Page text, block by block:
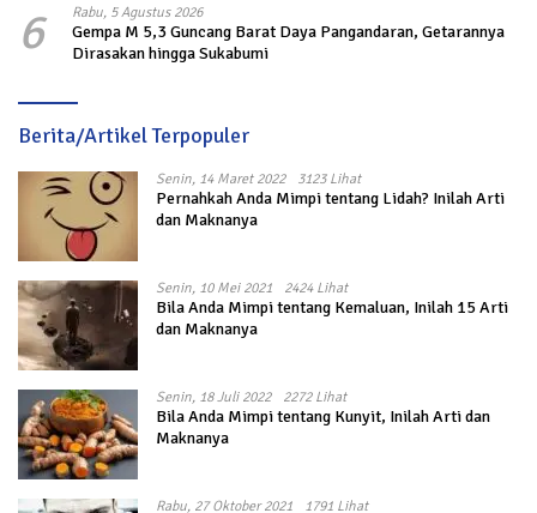
6 Rabu, 5 Agustus 2026
Gempa M 5,3 Guncang Barat Daya Pangandaran, Getarannya
Dirasakan hingga Sukabumi
Berita/Artikel Terpopuler
Senin, 14 Maret 2022 3123 Lihat
Pernahkah Anda Mimpi tentang Lidah? Inilah Arti
dan Maknanya
Senin, 10 Mei 2021 2424 Lihat
Bila Anda Mimpi tentang Kemaluan, Inilah 15 Arti
dan Maknanya
Senin, 18 Juli 2022 2272 Lihat
Bila Anda Mimpi tentang Kunyit, Inilah Arti dan
Maknanya
Rabu, 27 Oktober 2021 1791 Lihat